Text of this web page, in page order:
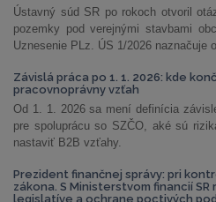
Ústavný súd SR po rokoch otvoril
pozemky pod verejnými stavbami
Uznesenie PLz. ÚS 1/2026 naznačuje
Závislá práca po 1. 1. 2026: kde
pracovnoprávny vzťah
Od 1. 1. 2026 sa mení definícia
pre spoluprácu so SZČO, aké sú
nastaviť B2B vzťahy.
Prezident finančnej správy: pri
zákona. S Ministerstvom financií
legislatíve a ochrane poctivých